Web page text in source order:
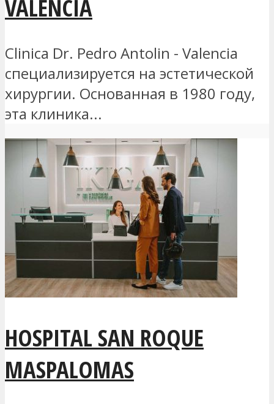
VALENCIA
Clinica Dr. Pedro Antolin - Valencia
специализируется на эстетической
хирургии. Основанная в 1980 году,
эта клиника...
HOSPITAL SAN ROQUE
MASPALOMAS